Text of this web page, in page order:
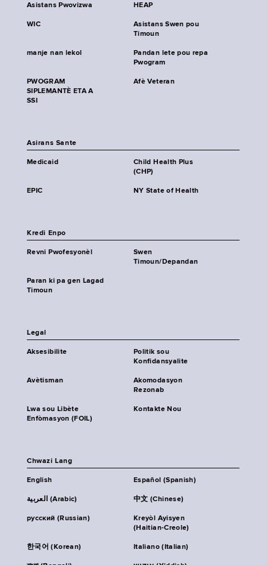
Asistans Pwovizwa HEAP
WIC
Asistans Swen pou
Timoun
manje nan lekol
Pandan lete pou repa
Pwogram
PWOGRAM
SIPLEMANTÈ ETA A
SSI
Afè Veteran
Asirans Sante
Medicaid
Child Health Plus
(CHP)
EPIC NY State of Health
Kredi Enpo
Revni Pwofesyonèl
Swen
Timoun/Depandan
Paran ki pa gen Lagad
Timoun
Legal
Aksesibilite
Politik sou
Konfidansyalite
Avètisman
Akomodasyon
Rezonab
Lwa sou Libète
Enfòmasyon (FOIL)
Kontakte Nou
Chwazi Lang
English Español (Spanish)
العربية (Arabic) 中文 (Chinese)
русский (Russian)
Kreyòl Ayisyen
(Haitian-Creole)
한국어 (Korean) Italiano (Italian)